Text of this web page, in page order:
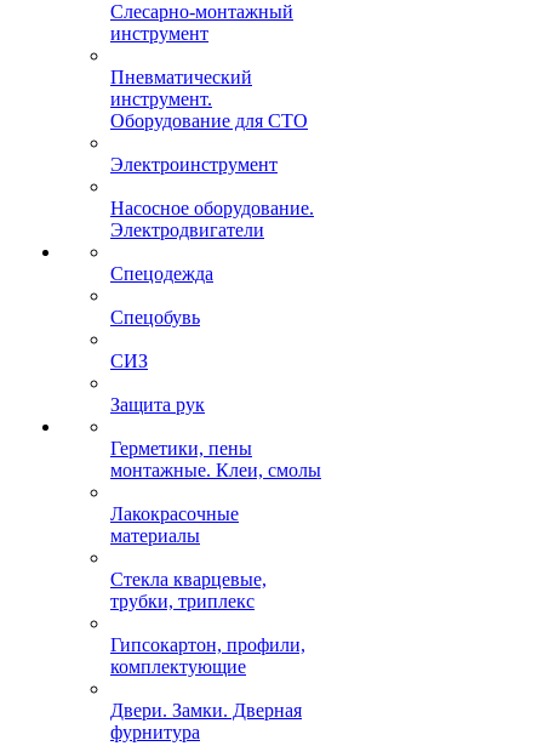
Слесарно-монтажный
инструмент
Пневматический
инструмент.
Оборудование для СТО
Электроинструмент
Насосное оборудование.
Электродвигатели
Спецодежда
Спецобувь
СИЗ
Защита рук
Герметики, пены
монтажные. Клеи, смолы
Лакокрасочные
материалы
Стекла кварцевые,
трубки, триплекс
Гипсокартон, профили,
комплектующие
Двери. Замки. Дверная
фурнитура